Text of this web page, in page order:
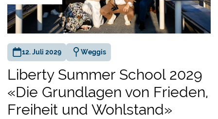
Eindrücke von der LI-
12. Juli 2029 Weggis
Liberty Summer School 2029
«Die Grundlagen von Frieden,
Freiheit und Wohlstand»